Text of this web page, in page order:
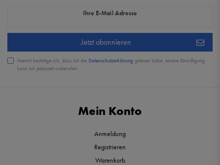
Mein Konto
Anmeldung
Registrieren
Warenkorb
Ihre E-Mail Adresse
Newsletter Honig
Jetzt abonnieren
Hiermit bestätige ich, dass ich die Daten­schutz­erklärung gelesen habe. Meine Einwilligung
kann ich jederzeit widerrufen.